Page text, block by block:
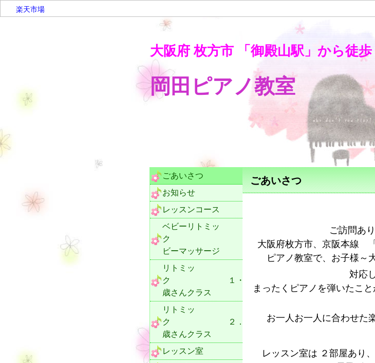
楽天市場
大阪府 枚方市 「御殿山駅」から徒
岡田ピア
072-
ごあいさつ
ご訪問あ
大阪府枚方市、京阪本線
ピアノ教室で、お子様～
対応
まったくピアノを弾いたこ
お一人お一人に合わせた
レッスン室は ２部屋あり
ごあいさつ
お知らせ
レッスンコース
ベビーリトミッ
ク ベ
ビーマッサージ
リトミッ
ク １・２
歳さんクラス
リトミッ
ク ２．３
歳さんクラス
レッスン室